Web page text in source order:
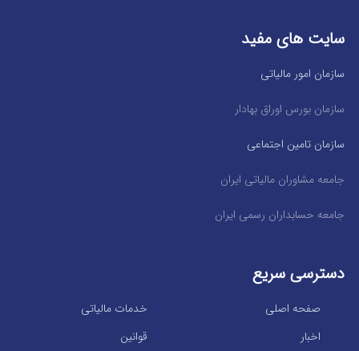
سایت های مفید
سازمان امور مالیاتی
سازمان بورس اوراق بهادار
سازمان تامین اجتماعی
جامعه مشاوران مالیاتی ایران
جامعه حسابداران رسمی ایران
دسترسی سریع
خدمات مالیاتی
صفحه اصلی
قوانین
اخبار